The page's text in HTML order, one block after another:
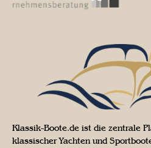
Klassik-Boote.de ist die zentrale
klassischer Yachten und